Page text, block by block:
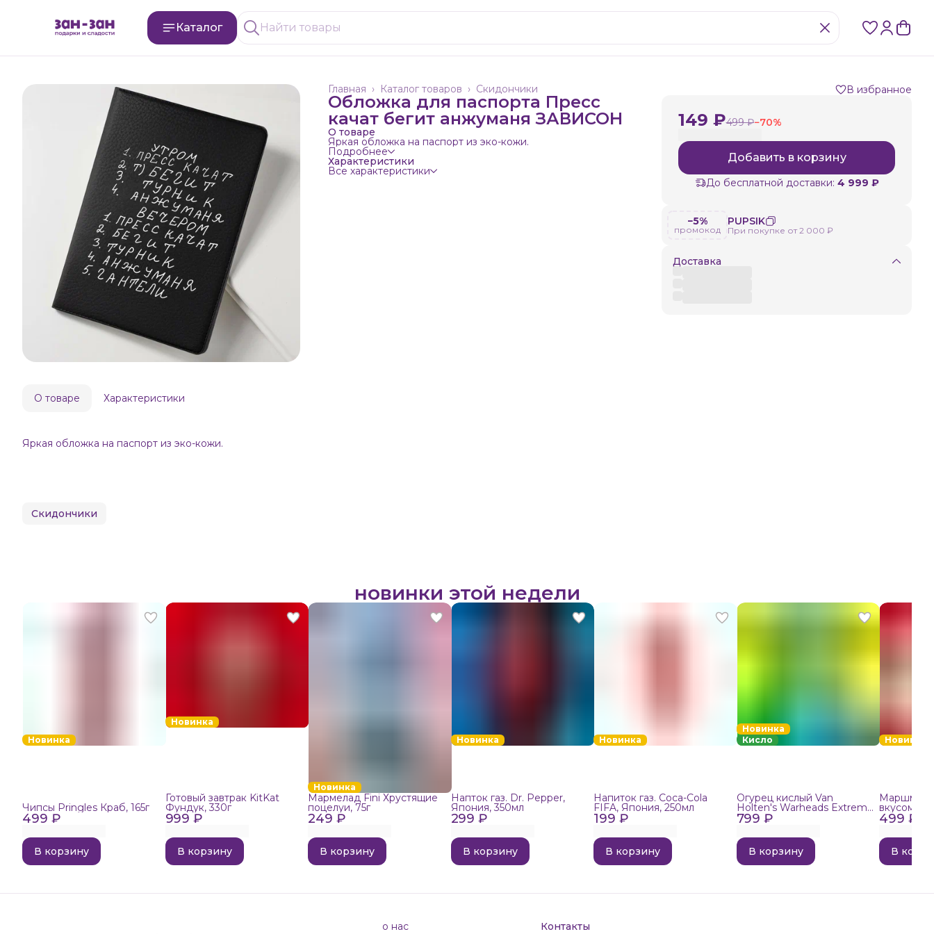
Каталог
Скидончики
Каталог товаров ›
Главная ›
Обложка для паспорта Пресс
качат бегит анжуманя ЗАВИСОН
О товаре
Яркая обложка на паспорт из эко-кожи.
Подробнее
Характеристики
Все характеристики
В избранное
149 ₽499 ₽−70%
Добавить в корзину
До бесплатной доставки: 4 999 ₽
−5%
промокод
PUPSIK
При покупке от 2 000 ₽
Доставка
О товаре Характеристики
Яркая обложка на паспорт из эко-кожи.
Скидончики
новинки этой недели
Новинка
499 ₽
Чипсы Pringles Краб, 165г
В корзину
Новинка
999 ₽
Готовый завтрак KitKat
Фундук, 330г
В корзину
Новинка
249 ₽
Мармелад Fini Хрустящие
поцелуи, 75г
В корзину
Новинка
299 ₽
Напток газ. Dr. Pepper,
Япония, 350мл
В корзину
Новинка
199 ₽
Напиток газ. Coca-Cola
FIFA, Япония, 250мл
В корзину
Новинка
Кисло
799 ₽
Огурец кислый Van
Holten's Warheads Extreme
Sour, 140г
В корзину
Новинка
499 ₽
вкусом
В
о нас Контакты